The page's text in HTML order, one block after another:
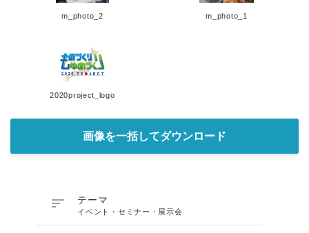
m_photo_2 m_photo_1
2020project_logo
画像を一括してダウンロード
 テーマ
イベント・セミナー・展示会